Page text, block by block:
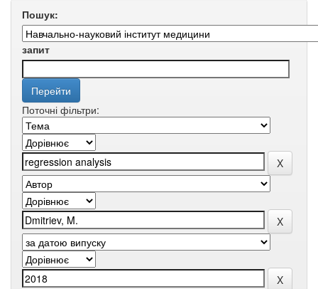
Пошук:
запит
Поточні фільтри: